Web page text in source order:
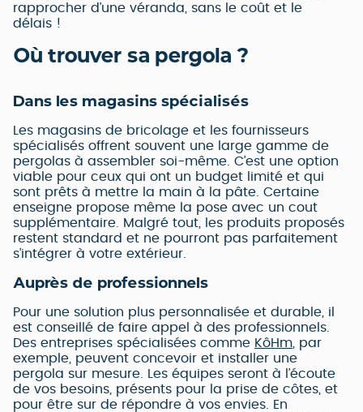
rapprocher d’une véranda, sans le coût et le
délais !
Où trouver sa pergola ?
Dans les magasins spécialisés
Les magasins de bricolage et les fournisseurs
spécialisés offrent souvent une large gamme de
pergolas à assembler soi-même. C’est une option
viable pour ceux qui ont un budget limité et qui
sont prêts à mettre la main à la pâte. Certaine
enseigne propose même la pose avec un cout
supplémentaire. Malgré tout, les produits proposés
restent standard et ne pourront pas parfaitement
s’intégrer à votre extérieur.
Auprès de professionnels
Pour une solution plus personnalisée et durable, il
est conseillé de faire appel à des professionnels.
Des entreprises spécialisées comme KôHm , par
exemple, peuvent concevoir et installer une
pergola sur mesure. Les équipes seront à l’écoute
de vos besoins, présents pour la prise de côtes, et
pour être sur de répondre à vos envies. En